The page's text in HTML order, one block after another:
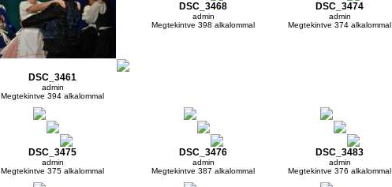
DSC_3461
admin
Megtekintve 394 alkalommal
DSC_3468
admin
Megtekintve 398 alkalommal
DSC_3474
admin
Megtekintve 374 alkalommal
DSC_3475
admin
Megtekintve 375 alkalommal
DSC_3476
admin
Megtekintve 387 alkalommal
DSC_3483
admin
Megtekintve 376 alkalommal